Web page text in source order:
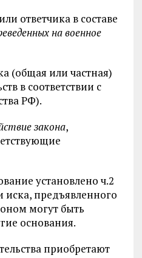
ответчика в составе
на военное
(общая или частная)
в соответствии с
РФ).
закона,
установлено ч.2
иска, предъявленного
могут быть
основания.
приобретают